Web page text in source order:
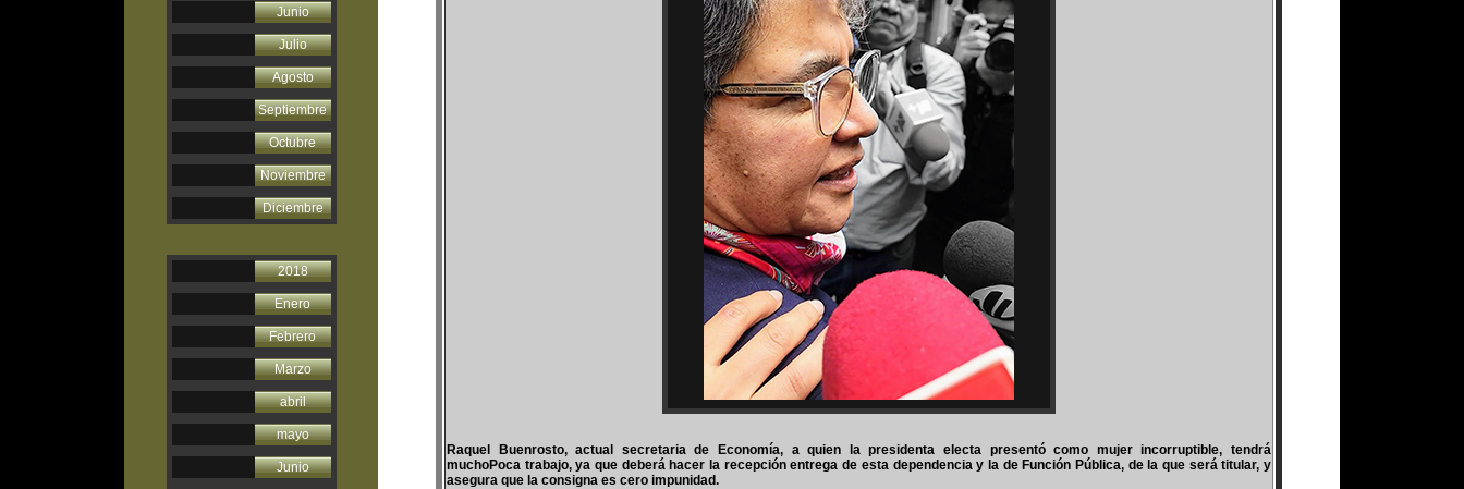
Junio
Julio
Agosto
Septiembre
Octubre
Noviembre
Diciembre
2018
Enero
Febrero
Marzo
abril
mayo
Junio
Raquel Buenrosto, actual secretaria de Economía, a quien la presidenta electa presentó como mujer incorruptible, tendrá
muchoPoca trabajo, ya que deberá hacer la recepción entrega de esta dependencia y la de Función Pública, de la que será titular, y
asegura que la consigna es cero impunidad.